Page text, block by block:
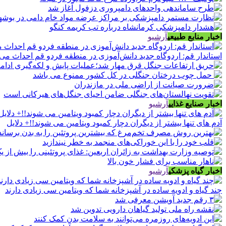
اخبار منابع طبیعیآرشیو
استاندار قم: اردوگاه جدید دانش‌آموزی در منطقه فردو قم احداث
اخبار صنایع غذاییآرشیو
آدم های تنها بیشتر از دیگران دچار کمبود ویتامین می شوند!!+ دلایل
اخبار گیاه پزشکیآرشیو
چند گیاه و ادویه ساده در آشپزخانه شما که ویتامین سی زیادی دارند